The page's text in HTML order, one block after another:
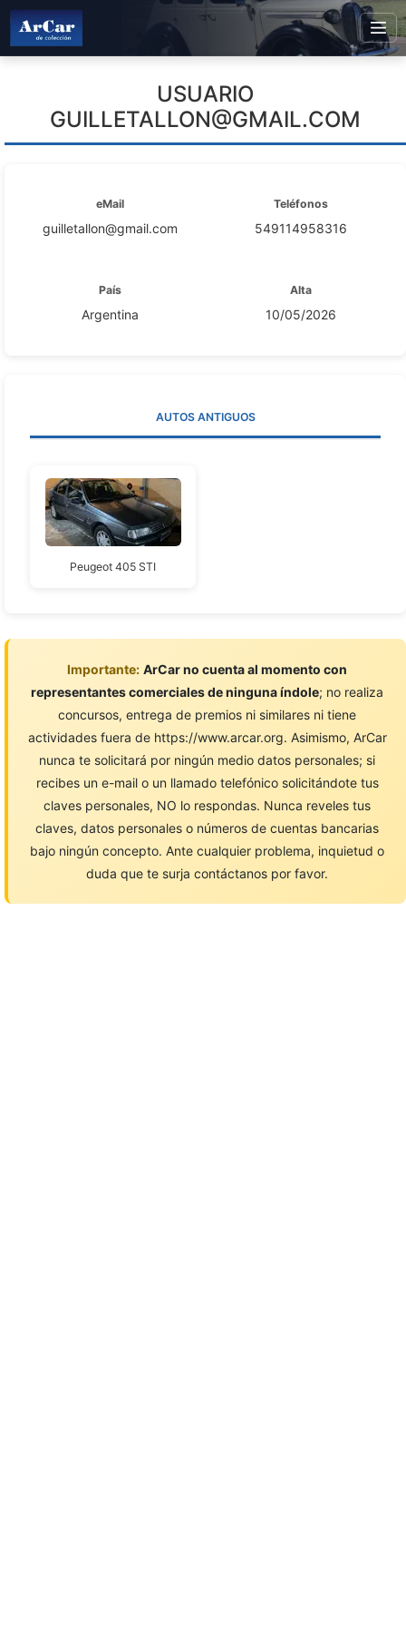
USUARIO
GUILLETALLON@GMAIL.COM
eMail
guilletallon@gmail.com
Teléfonos
549114958316
País
Argentina
Alta
10/05/2026
AUTOS ANTIGUOS
Peugeot 405 STI
Importante: ArCar no cuenta al momento con
representantes comerciales de ninguna índole; no realiza
concursos, entrega de premios ni similares ni tiene
actividades fuera de https://www.arcar.org. Asimismo, ArCar
nunca te solicitará por ningún medio datos personales; si
recibes un e-mail o un llamado telefónico solicitándote tus
claves personales, NO lo respondas. Nunca reveles tus
claves, datos personales o números de cuentas bancarias
bajo ningún concepto. Ante cualquier problema, inquietud o
duda que te surja contáctanos por favor.